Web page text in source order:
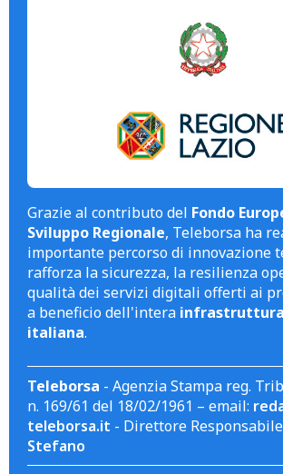
Grazie al contributo del Fondo
Sviluppo Regionale, Teleborsa ha
importante percorso di innovazione
rafforza la sicurezza, la resilienza
qualità dei servizi digitali offerti ai
a beneficio dell'intera
italiana.
Teleborsa - Agenzia Stampa reg.
n. 169/61 del 18/02/1961 – email:
teleborsa.it - Direttore
Stefano